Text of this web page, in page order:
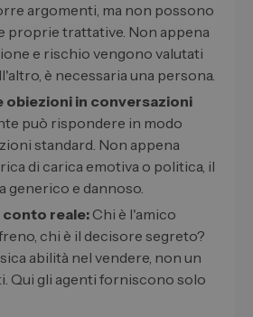
argomenti, ma non possono
proprie trattative. Non appena
e rischio vengono valutati
è necessaria una persona.
obiezioni in conversazioni
può rispondere in modo
standard. Non appena
di carica emotiva o politica, il
generico e dannoso.
conto reale:Chi è l'amico
chi è il decisore segreto?
abilità nel vendere, non un
Qui gli agenti forniscono solo